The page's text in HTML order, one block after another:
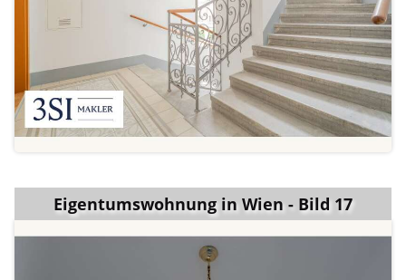
Eigentumswohnung in Wien - Bild 17